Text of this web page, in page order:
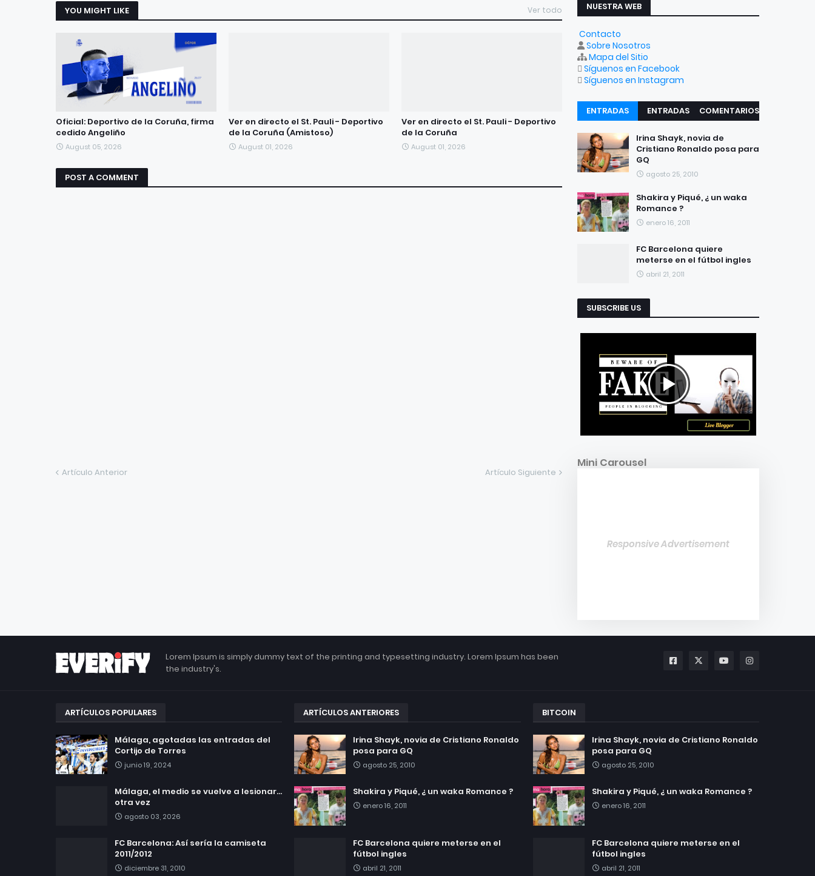
YOU MIGHT LIKE Ver todo
Oficial: Deportivo de la Coruña, firma
cedido Angeliño
August 05, 2026
Ver en directo el St. Pauli - Deportivo
de la Coruña (Amistoso)
August 01, 2026
Ver en directo el St. Pauli - Deportivo
de la Coruña
August 01, 2026
POST A COMMENT
Artículo Anterior Artículo Siguiente
NUESTRA WEB
Contacto
Sobre Nosotros
Mapa del Sitio
Síguenos en Facebook
Síguenos en Instagram
ENTRADAS
RECIENTES
ENTRADAS
COMENTARIOS
Irina Shayk, novia de
Cristiano Ronaldo posa para
GQ
agosto 25, 2010
Shakira y Piqué, ¿ un waka
Romance ?
enero 16, 2011
FC Barcelona quiere
meterse en el fútbol ingles
abril 21, 2011
SUBSCRIBE US
Mini Carousel
Responsive Advertisement
Lorem Ipsum is simply dummy text of the printing and typesetting industry. Lorem Ipsum has been
the industry's.
ARTÍCULOS POPULARES
Málaga, agotadas las entradas del
Cortijo de Torres
junio 19, 2024
Málaga, el medio se vuelve a lesionar...
otra vez
agosto 03, 2026
FC Barcelona: Así sería la camiseta
2011/2012
diciembre 31, 2010
ARTÍCULOS ANTERIORES
Irina Shayk, novia de Cristiano Ronaldo
posa para GQ
agosto 25, 2010
Shakira y Piqué, ¿ un waka Romance ?
enero 16, 2011
FC Barcelona quiere meterse en el
fútbol ingles
abril 21, 2011
BITCOIN
Irina Shayk, novia de Cristiano Ronaldo
posa para GQ
agosto 25, 2010
Shakira y Piqué, ¿ un waka Romance ?
enero 16, 2011
FC Barcelona quiere meterse en el
fútbol ingles
abril 21, 2011